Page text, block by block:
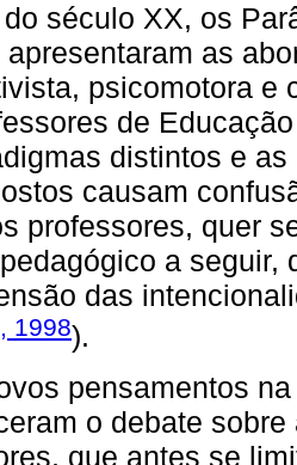
século XX, os
apresentaram as
psicomotora e
de
distintos e
causam
professores, quer
a seguir,
das
1998).
pensamentos
o debate
que antes se